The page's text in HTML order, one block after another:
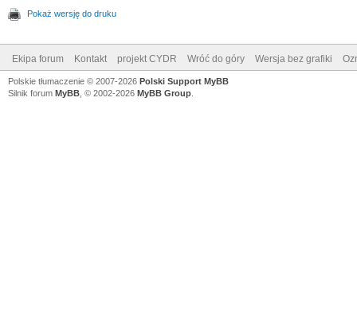
Pokaż wersję do druku
Ekipa forum Kontakt projekt CYDR Wróć do góry Wersja bez grafiki
Polskie tłumaczenie © 2007-2026 Polski Support MyBB
Silnik forum MyBB , © 2002-2026 MyBB Group